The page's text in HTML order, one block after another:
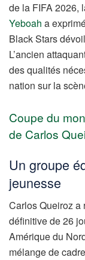
de la FIFA 2026,
Yeboah a
Black Stars
L’ancien
des qualités
nation sur la
Coupe du
de Carlos
Un groupe
jeunesse
Carlos Queiroz a
définitive de 26
Amérique du
mélange de